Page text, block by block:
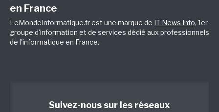
en France
LeMondeInformatique.fr est une marque de IT News Info, 1er
groupe d'information et de services dédié aux professionnels
de l'informatique en France.
Suivez-nous sur les réseaux